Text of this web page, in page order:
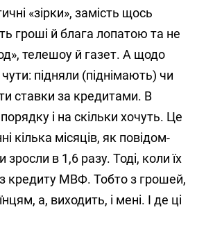
«зірки», замість щось
гроші й блага лопатою та не
телешоу й газет. А щодо
чути: підняли (піднімають) чи
ставки за кредитами. В
і на скільки хочуть. Це
кілька місяців, як повідом­
зросли в 1,6 разу. Тоді, коли їх
кредиту МВФ. Тобто з грошей,
а, виходить, і мені. І де ці